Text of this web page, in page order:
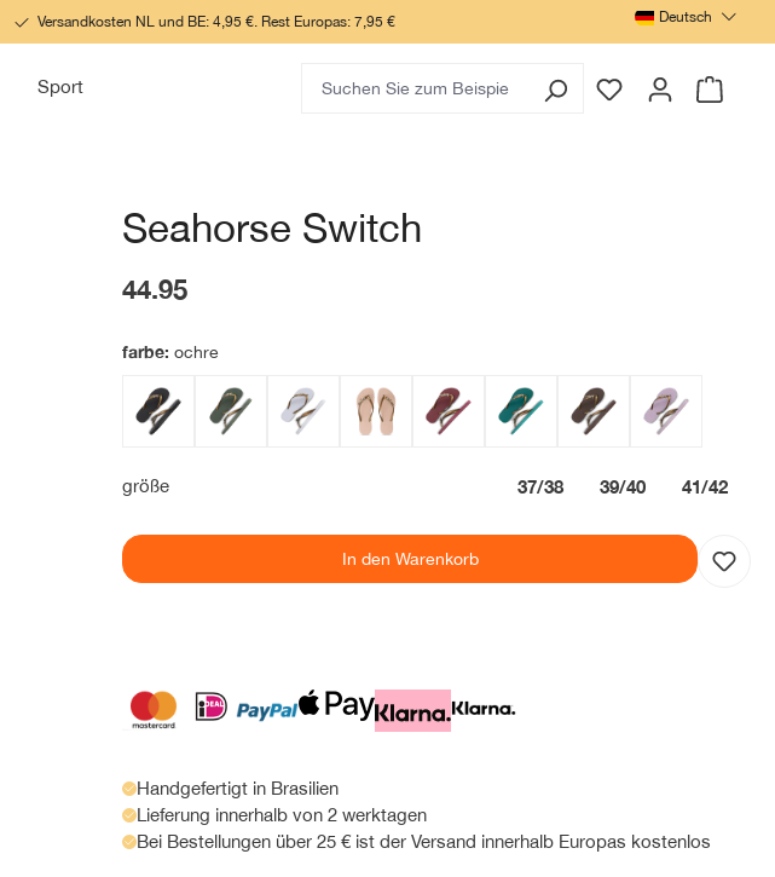
Versandkosten NL und BE: 4,95 €. Rest Europas: 7,95 € Deutsch
Sport
Seahorse Switch
44.95
farbe: ochre
größe 37/38 39/40 41/42
In den Warenkorb
Handgefertigt in Brasilien
Lieferung innerhalb von 2 werktagen
Bei Bestellungen über 25 € ist der Versand innerhalb Europas kostenlos